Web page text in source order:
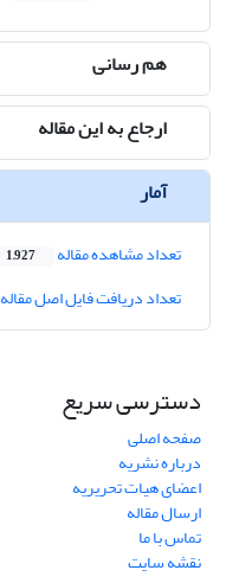
هم رسانی
ارجاع به این مقاله
آمار
تعداد مشاهده مقاله 1,927
تعداد دریافت فایل اصل مقاله
دسترسی سریع
صفحه اصلی
درباره نشریه
اعضای هیات تحریریه
ارسال مقاله
تماس با ما
نقشه سایت